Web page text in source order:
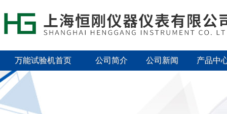
万能试验机首页 公司简介 公司新闻 产品中